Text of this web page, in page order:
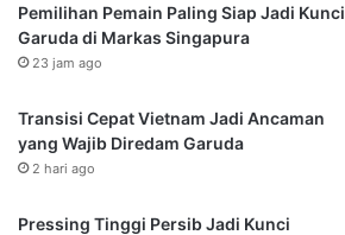
Pemilihan Pemain Paling Siap Jadi Kunci
Garuda di Markas Singapura
23 jam ago
Transisi Cepat Vietnam Jadi Ancaman
yang Wajib Diredam Garuda
2 hari ago
Pressing Tinggi Persib Jadi Kunci